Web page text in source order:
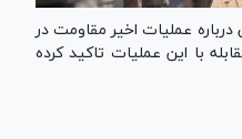
عملیات اخیر مقاومت در
با این عملیات تاکید کرده